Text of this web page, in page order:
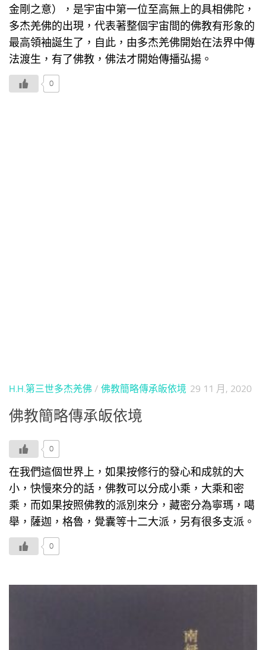
金剛之意），是宇宙中第一位至高無上的具相佛陀，
多杰羌佛的出現，代表著整個宇宙間的佛教有形象的
最高領袖誕生了，自此，由多杰羌佛開始在法界中傳
法渡生，有了佛教，佛法才開始傳播弘揚。
0
H.H.第三世多杰羌佛 / 佛教簡略傳承皈依境 29 11 月, 2020
佛教簡略傳承皈依境
0
在我們這個世界上，如果按修行的發心和成就的大
小，快慢來分的話，佛教可以分成小乘，大乘和密
乘，而如果按照佛教的派別來分，藏密分為寧瑪，噶
舉，薩迦，格魯，覺囊等十二大派，另有很多支派。
0